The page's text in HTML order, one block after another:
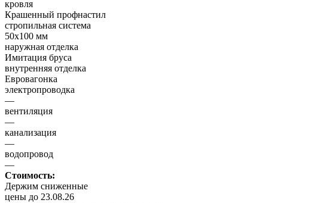
кровля
Крашенный профнастил
стропильная система
50х100 мм
наружная отделка
Имитация бруса
внутренняя отделка
Евровагонка
электропроводка
—
вентиляция
—
канализация
—
водопровод
—
Стоимость:
Держим сниженные
цены до 23.08.26